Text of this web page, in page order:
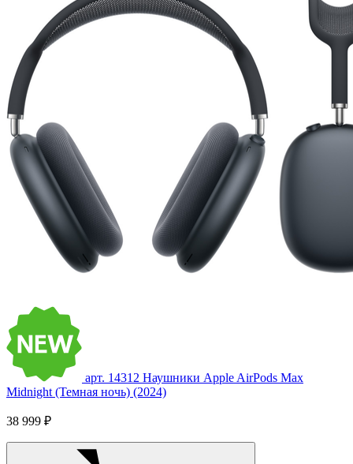
арт. 14312 Наушники Apple AirPods Max
Midnight (Темная ночь) (2024)
38 999 ₽